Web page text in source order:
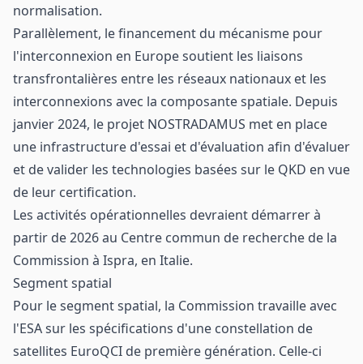
normalisation.
Parallèlement, le financement du mécanisme pour
l'interconnexion en Europe soutient les liaisons
transfrontalières entre les réseaux nationaux et les
interconnexions avec la composante spatiale. Depuis
janvier 2024, le projet NOSTRADAMUS met en place
une infrastructure d'essai et d'évaluation afin d'évaluer
et de valider les technologies basées sur le QKD en vue
de leur certification.
Les activités opérationnelles devraient démarrer à
partir de 2026 au Centre commun de recherche de la
Commission à Ispra, en Italie.
Segment spatial
Pour le segment spatial, la Commission travaille avec
l'ESA sur les spécifications d'une constellation de
satellites EuroQCI de première génération. Celle-ci